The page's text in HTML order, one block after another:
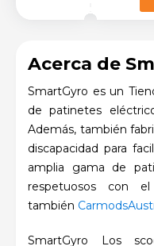
Acerca de
SmartGyro es un
de patinetes
Además, también
discapacidad para
amplia gama de
respetuosos con
también
SmartGyro
Los